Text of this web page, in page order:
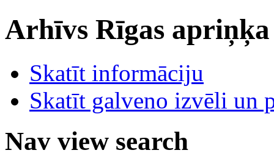
Arhīvs Rīgas
Skatīt informāciju
Skatīt galveno izvēli un
Nav view search